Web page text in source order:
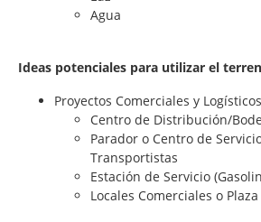
Agua
Ideas potenciales para utilizar el
Proyectos Comerciales y
Centro de Distribución/
Parador o Centro de
Transportistas
Estación de Servicio
Locales Comerciales o